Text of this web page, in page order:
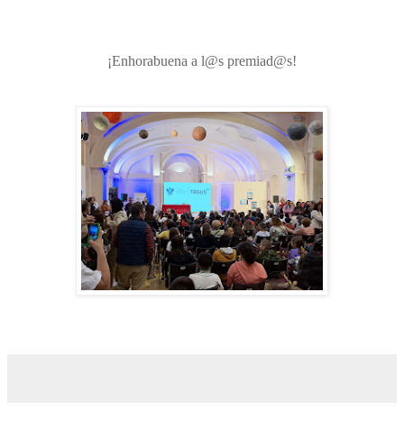
¡Enhorabuena a l@s premiad@s!